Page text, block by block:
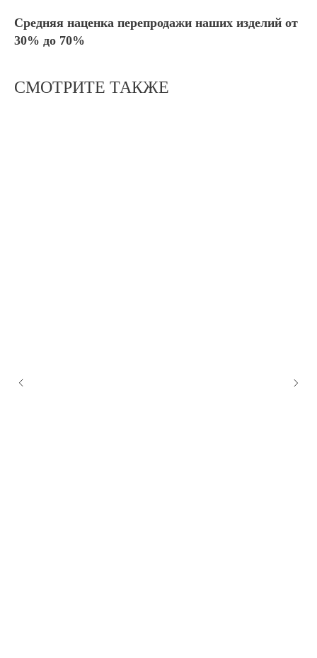
Средняя наценка перепродажи наших изделий от
30% до 70%
СМОТРИТЕ ТАКЖЕ